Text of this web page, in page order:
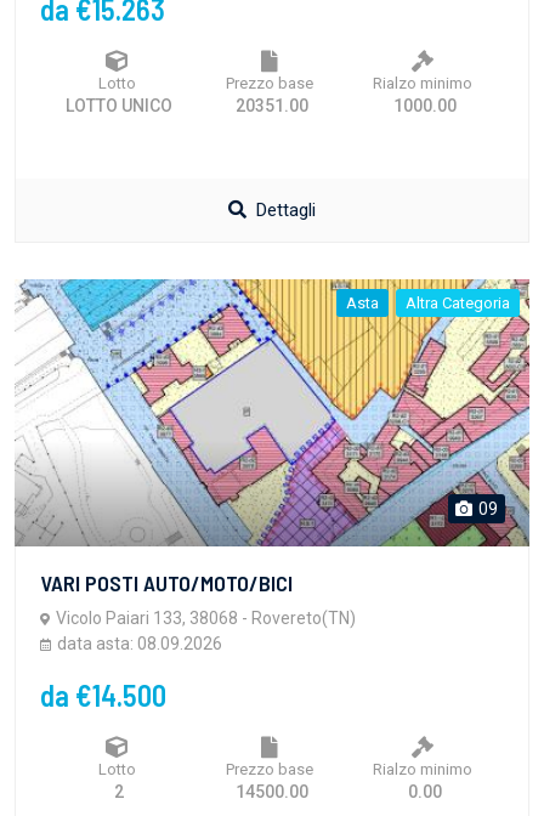
da €15.263
Lotto
LOTTO UNICO
Prezzo base
20351.00
Rialzo minimo
1000.00
Dettagli
Asta Altra Categoria
09
VARI POSTI AUTO/MOTO/BICI
Vicolo Paiari 133, 38068 - Rovereto(TN)
data asta: 08.09.2026
da €14.500
Lotto
2
Prezzo base
14500.00
Rialzo minimo
0.00